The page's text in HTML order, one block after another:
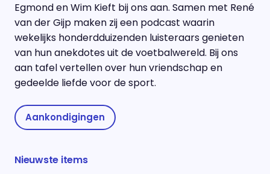
Egmond en Wim Kieft bij ons aan. Samen met René
van der Gijp maken zij een podcast waarin
wekelijks honderdduizenden luisteraars genieten
van hun anekdotes uit de voetbalwereld. Bij ons
aan tafel vertellen over hun vriendschap en
gedeelde liefde voor de sport.
Aankondigingen
Nieuwste items